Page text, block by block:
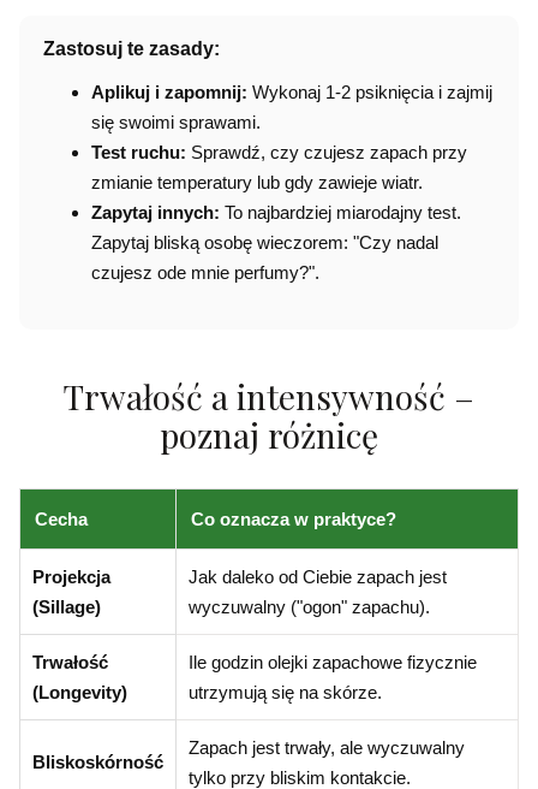
Zastosuj te zasady:
Aplikuj i zapomnij: Wykonaj 1-2 psiknięcia i zajmij
się swoimi sprawami.
Test ruchu: Sprawdź, czy czujesz zapach przy
zmianie temperatury lub gdy zawieje wiatr.
Zapytaj innych: To najbardziej miarodajny test.
Zapytaj bliską osobę wieczorem: "Czy nadal
czujesz ode mnie perfumy?".
Trwałość a intensywność –
poznaj różnicę
Cecha Co oznacza w praktyce?
Projekcja
(Sillage)
Jak daleko od Ciebie zapach jest
wyczuwalny ("ogon" zapachu).
Trwałość
(Longevity)
Ile godzin olejki zapachowe fizycznie
utrzymują się na skórze.
Bliskoskórność
Zapach jest trwały, ale wyczuwalny
tylko przy bliskim kontakcie.